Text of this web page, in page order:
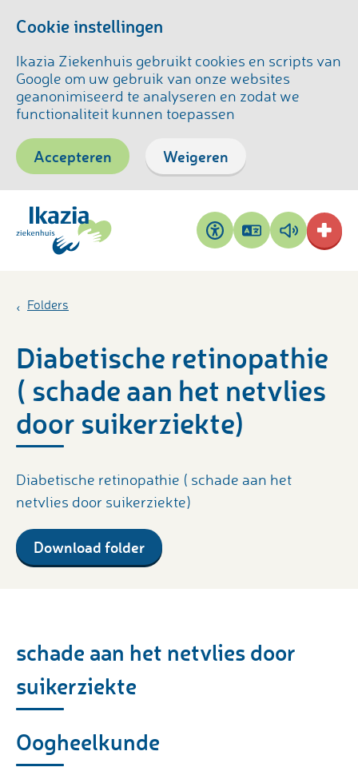
Cookie instellingen
Ikazia Ziekenhuis gebruikt cookies en scripts van
Google om uw gebruik van onze websites
geanonimiseerd te analyseren en zodat we
functionaliteit kunnen toepassen
Accepteren Weigeren
Toegankelijkheid
Pagina
vertalen
Pagina
voorlezen
Folders
Diabetische retinopathie
( schade aan het netvlies
door suikerziekte)
Diabetische retinopathie ( schade aan het
netvlies door suikerziekte)
Download folder
schade aan het netvlies door
suikerziekte
Oogheelkunde